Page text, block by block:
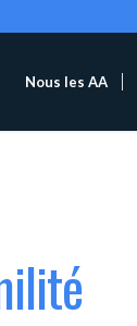
Nous les AA